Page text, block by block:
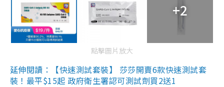
+2
點擊圖片放大
延伸閱讀：【快速測試套裝】 莎莎開賣6款快速測試套
裝！最平$15起 政府衛生署認可測試劑買2送1